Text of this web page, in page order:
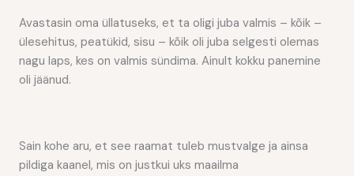
Avastasin oma üllatuseks, et ta oligi juba valmis – kõik –
ülesehitus, peatükid, sisu – kõik oli juba selgesti olemas
nagu laps, kes on valmis sündima. Ainult kokku panemine
oli jäänud.
Sain kohe aru, et see raamat tuleb mustvalge ja ainsa
pildiga kaanel, mis on justkui uks maailma